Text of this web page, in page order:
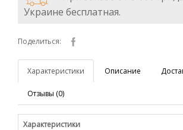
Украине бесплатная.
Поделиться:
Характеристики Описание
Отзывы (0)
Характеристики